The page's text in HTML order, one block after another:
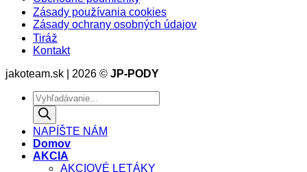
Zásady používania cookies
Zásady ochrany osobných údajov
Tiráž
Kontakt
jakoteam.sk | 2026 © JP-PODY
NAPÍŠTE NÁM
Domov
AKCIA
AKCIOVÉ LETÁKY